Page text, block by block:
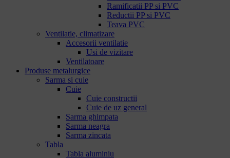
Ramificatii PP si PVC
Reductii PP si PVC
Teava PVC
Ventilatie, climatizare
Accesorii ventilatie
Usi de vizitare
Ventilatoare
Produse metalurgice
Sarma si cuie
Cuie
Cuie constructii
Cuie de uz general
Sarma ghimpata
Sarma neagra
Sarma zincata
Tabla
Tabla aluminiu